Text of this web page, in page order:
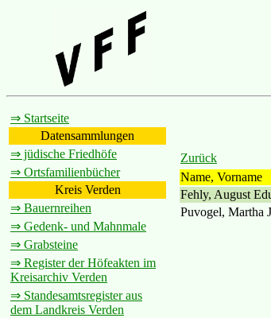
⇒ Startseite
Datensammlungen
⇒ jüdische Friedhöfe
⇒ Ortsfamilienbücher
Kreis Verden
⇒ Bauernreihen
⇒ Gedenk- und Mahnmale
⇒ Grabsteine
⇒ Register der Höfeakten im
Kreisarchiv Verden
⇒ Standesamtsregister aus
dem Landkreis Verden
Zurück
Name, Vorname
Fehly, August
Puvogel, Martha